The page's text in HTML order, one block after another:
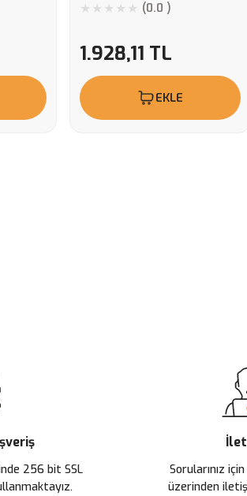
(0.0 )
1.928,11 TL
EKLE
256 bit SSL
Sorularınız
üzerinden